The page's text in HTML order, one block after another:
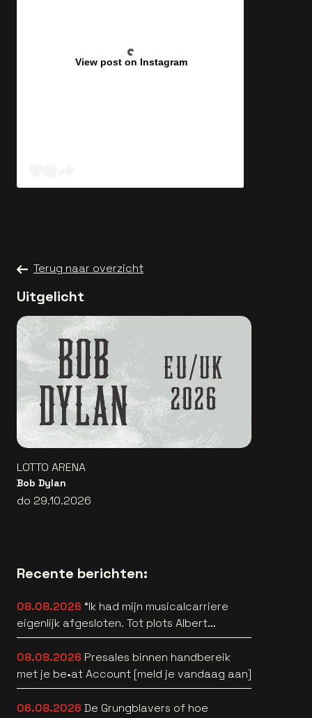
View post on Instagram
Terug naar overzicht
Uitgelicht
LOTTO ARENA
Bob Dylan
do 29.10.2026
Recente berichten:
08.08.2026 “Ik had mijn musicalcarriere
eigenlijk afgesloten. Tot plots Albert
Verlinde belde” [interview]
08.08.2026 Presales binnen handbereik
met je be•at Account [meld je vandaag aan]
06.08.2026 De Grungblavers of hoe